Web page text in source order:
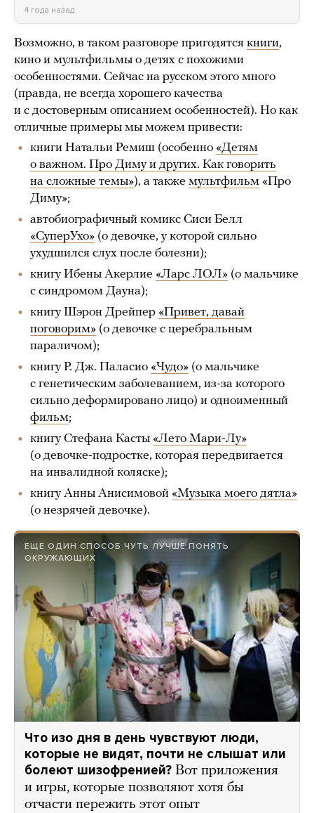
4 года назад
Возможно, в таком разговоре пригодятся книги,
кино и мультфильмы о детях с похожими
особенностями. Сейчас на русском этого много
(правда, не всегда хорошего качества
и с достоверным описанием особенностей). Но как
отличные примеры мы можем привести:
книги Натальи Ремиш (особенно «Детям
о важном. Про Диму и других. Как говорить
на сложные темы»), а также мультфильм «Про
Диму»;
автобиографичный комикс Сиси Белл
«СуперУхо» (о девочке, у которой сильно
ухудшился слух после болезни);
книгу Ибены Акерлие «Ларс ЛОЛ» (о мальчике
с синдромом Дауна);
книгу Шэрон Дрейпер «Привет, давай
поговорим» (о девочке с церебральным
параличом);
книгу Р. Дж. Паласио «Чудо» (о мальчике
с генетическим заболеванием, из-за которого
сильно деформировано лицо) и одноименный
фильм;
книгу Стефана Касты «Лето Мари-Лу»
(о девочке-подростке, которая передвигается
на инвалидной коляске);
книгу Анны Анисимовой «Музыка моего дятла»
(о незрячей девочке).
ЕЩЕ ОДИН СПОСОБ ЧУТЬ ЛУЧШЕ ПОНЯТЬ
ОКРУЖАЮЩИХ
Что изо дня в день чувствуют люди,
которые не видят, почти не слышат или
болеют шизофренией? Вот приложения
и игры, которые позволяют хотя бы
отчасти пережить этот опыт